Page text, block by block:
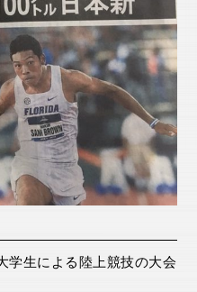
生による陸上競技の大会